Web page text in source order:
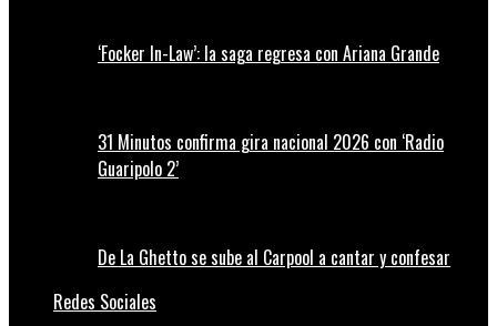
‘Focker In-Law’: la saga regresa con Ariana Grande
31 Minutos confirma gira nacional 2026 con ‘Radio
Guaripolo 2’
De La Ghetto se sube al Carpool a cantar y confesar
Redes Sociales